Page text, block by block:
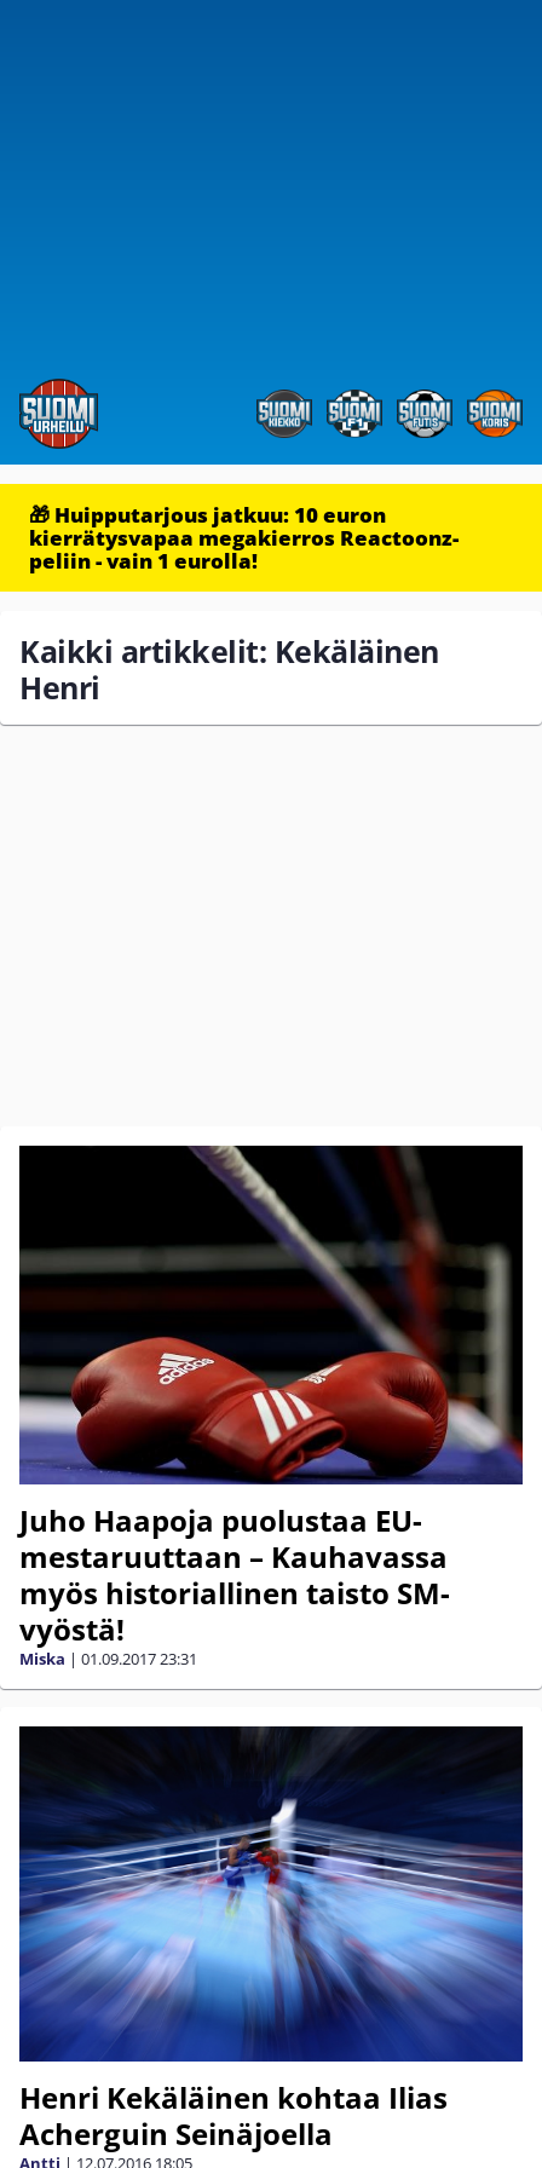
🎁 Huipputarjous jatkuu: 10 euron
kierrätysvapaa megakierros Reactoonz-
peliin - vain 1 eurolla!
Kaikki artikkelit: Kekäläinen
Henri
Juho Haapoja puolustaa EU-
mestaruuttaan – Kauhavassa
myös historiallinen taisto SM-
vyöstä!
Miska | 01.09.201723:31
Henri Kekäläinen kohtaa Ilias
Acherguin Seinäjoella